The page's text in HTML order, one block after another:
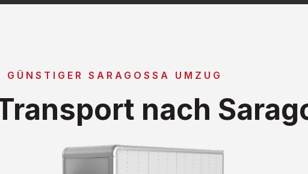
GÜNSTIGER SARAGOSSA UMZUG
nach